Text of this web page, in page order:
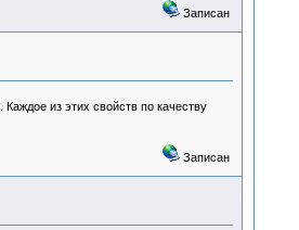
Записан
из этих свойств по качеству
Записан